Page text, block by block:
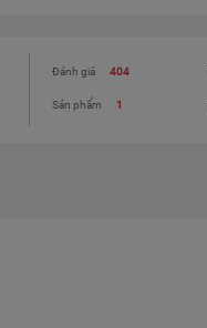
Đánh giá 404
Sản phẩm 1